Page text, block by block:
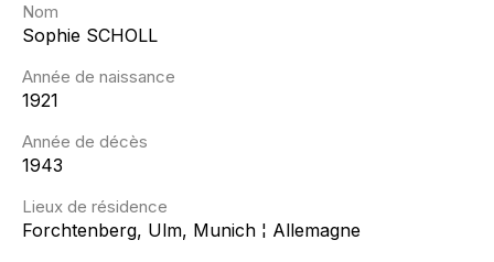
Nom
Sophie SCHOLL
Année de naissance
1921
Année de décès
1943
Lieux de résidence
Forchtenberg, Ulm, Munich ¦ Allemagne